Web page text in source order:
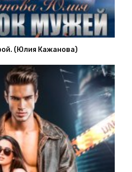
(Юлия Кажанова)